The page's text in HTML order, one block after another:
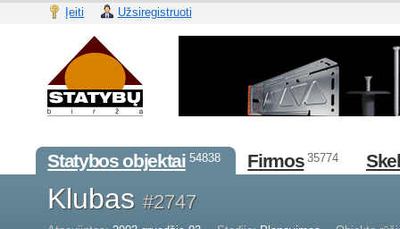
Įeiti Užsiregistruoti
Statybos objektai 54838 Firmos 35774
Klubas#2747